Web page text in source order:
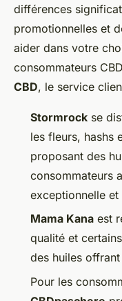
différences
promotionnelles et
aider dans votre
consommateurs
CBD, le service
Stormrock se
les fleurs, hashs
proposant des
consommateurs
exceptionnelle
Mama Kana est
qualité et
des huiles
Pour les